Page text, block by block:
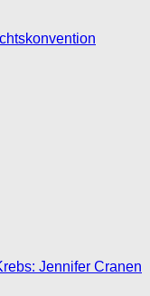
Jennifer Cranen